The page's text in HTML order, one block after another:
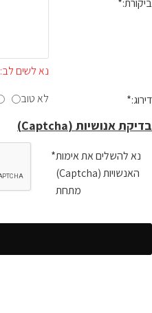
ביקורת:
נא לשים לב:
דירוג:
לא טוב
בדיקת אנושיות (Captcha)
נא להשלים את אימות
האנשויות (Captcha)
מתחת